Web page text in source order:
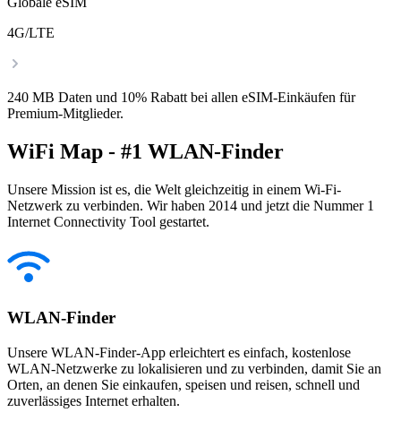
4G/LTE
240 MB Daten und 10% Rabatt bei allen eSIM-Einkäufen für
Premium-Mitglieder.
WiFi Map - #1 WLAN-Finder
Unsere Mission ist es, die Welt gleichzeitig in einem Wi-Fi-
Netzwerk zu verbinden. Wir haben 2014 und jetzt die Nummer 1
Internet Connectivity Tool gestartet.
WLAN-Finder
Unsere WLAN-Finder-App erleichtert es einfach, kostenlose
WLAN-Netzwerke zu lokalisieren und zu verbinden, damit Sie an
Orten, an denen Sie einkaufen, speisen und reisen, schnell und
zuverlässiges Internet erhalten.